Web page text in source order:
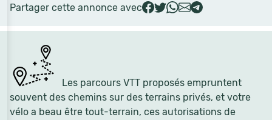
Les parcours VTT proposés empruntent
souvent des chemins sur des terrains privés, et votre
vélo a beau être tout-terrain, ces autorisations de
Partager cette annonce avec